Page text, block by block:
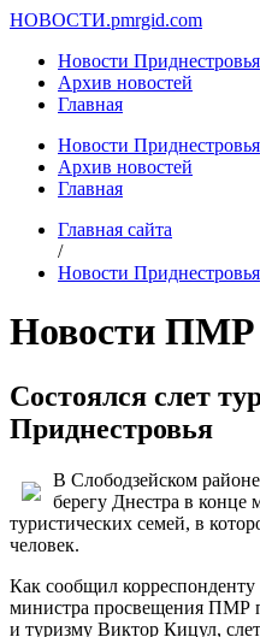
НОВОСТИ.pmrgid.com
Новости Приднестровья
Архив новостей
Главная
Новости Приднестровья
Архив новостей
Главная
Главная сайта
/
Новости Приднестровья
Новости ПМР
Состоялся слет
Приднестровья
В Слободзейском
берегу Днестра в
туристических семей, в
человек.
Как сообщил корреспонденту
министра просвещения ПМР
и туризму Виктор Кицул,